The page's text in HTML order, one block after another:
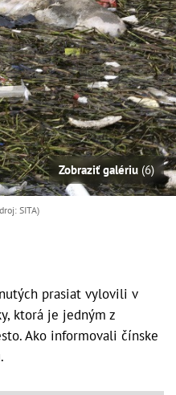
Zobraziť galériu (6)
SITA)
prasiat vylovili v
ktorá je jedným z
Ako informovali čínske